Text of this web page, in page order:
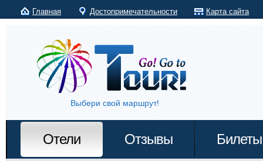
Главная Достопримечательности Карта сайта
Выбери свой маршрут!
Отели Отзывы Билеты